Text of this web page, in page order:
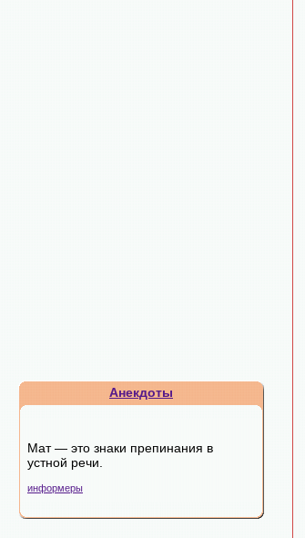
Анекдоты
Мат — это знаки препинания в
устной речи.
информеры